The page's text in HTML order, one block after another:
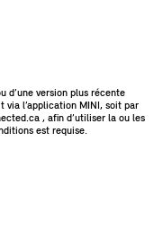
d’une version plus récente
via l’application MINI, soit par
, afin d’utiliser la ou les
est requise.